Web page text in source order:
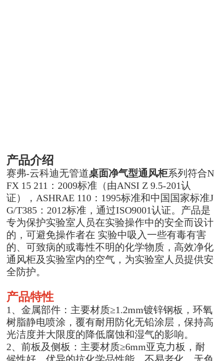
产品介绍
赛弗-云科迪无管道桌面净气型通风柜系列符合N
FX 15 211：2009标准（由ANSI Z 9.5-201认
证），ASHRAE 110：1995标准和中国国家标准J
G/T385：2012标准，通过ISO9001认证。产品是
专为保护实验室人员在实验操作中的安全而设计
的，可避免操作者在 实验中吸入一些有毒有害
的、可致病的或毒性不明的化学物质，高效净化
通风柜及实验室内的空气，为实验室人员提供安
全防护。
产品特性
1、金属部件：主要材质≥1.2mm镀锌钢板，环氧
树脂静电喷涂，覆有耐用防化无铅涂层，保持高
光洁度并大限度的降低腐蚀和湿气的影响。
2、前板及侧板：主要材质≥6mm亚克力板，耐